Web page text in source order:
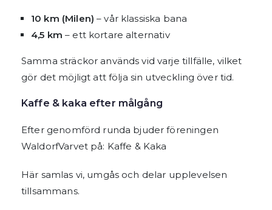
10 km (Milen) – vår klassiska bana
4,5 km – ett kortare alternativ
Samma sträckor används vid varje tillfälle, vilket
gör det möjligt att följa sin utveckling över tid.
Kaffe & kaka efter målgång
Efter genomförd runda bjuder föreningen
WaldorfVarvet på: Kaffe & Kaka
Här samlas vi, umgås och delar upplevelsen
tillsammans.